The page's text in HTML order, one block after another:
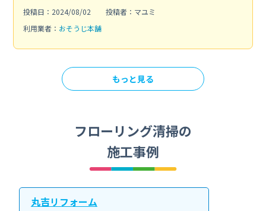
投稿日：2024/08/02
投稿者：マユミ
利用業者： おそうじ本舗
もっと見る
フローリング清掃の
施工事例
丸吉リフォーム